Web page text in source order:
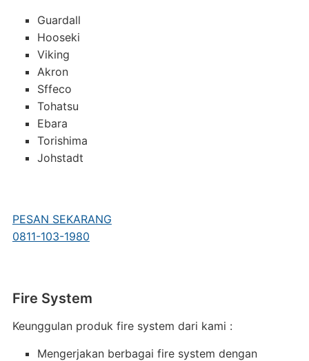
Guardall
Hooseki
Viking
Akron
Sffeco
Tohatsu
Ebara
Torishima
Johstadt
PESAN SEKARANG
0811-103-1980
Fire System
Keunggulan produk fire system dari kami :
Mengerjakan berbagai fire system dengan